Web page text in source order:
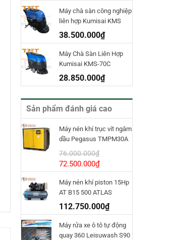
Máy chà sàn công nghiệp
liên hợp Kumisai KMS
70D
38.500.000₫
Máy Chà Sàn Liên Hợp
Kumisai KMS-70C
28.850.000₫
Sản phẩm đánh giá cao
Máy nén khí trục vít ngâm
dầu Pegasus TMPM30A
INVT
76.000.000₫
Giá
gốc
là:
76.000.000₫.
72.500.000₫Giá
hiện
tại
là:
72.500.000₫.
Máy nén khí piston 15Hp
AT B15 500 ATLAS
COPCO
112.750.000₫
Máy rửa xe ô tô tự động
quay 360 Leisuwash S90